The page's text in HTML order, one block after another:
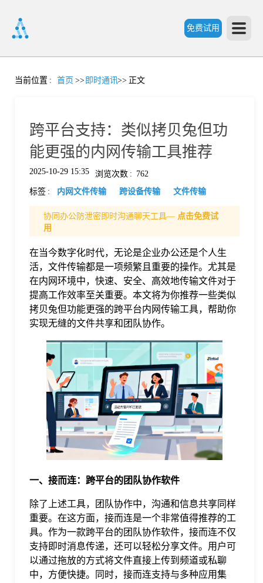
免费试用
首
价
格
当前位置 : 首页 >> 即时通讯>> 正文
跨平台支持：类似拷贝兔但功
能更强的内网传输工具推荐
2025-10-29 15:35 浏览次数 : 762
标签 : 内网文件传输 跨设备传输 文件传输
协同办公防泄密即时沟通聊天工具— 点击免费试
用
在当今数字化时代，无论是企业办公还是个人生
活，文件传输都是一项频繁且重要的操作。尤其是
在内网环境中，快速、安全、高效地传输文件对于
提高工作效率至关重要。本文将为你推荐一些类似
拷贝兔但功能更强的跨平台内网传输工具，帮助你
实现无缝的文件共享和团队协作。
一、接而连：跨平台的团队协作软件
除了上述工具，团队协作中，沟通和信息共享同样
重要。在这方面，接而连是一个非常值得推荐的工
具。作为一款跨平台的团队协作软件，接而连不仅
支持即时消息传递，还可以轻松分享文件。用户可
以通过拖放的方式将文件直接上传到频道或私聊
中，方便快捷。同时，接而连支持与多种应用集